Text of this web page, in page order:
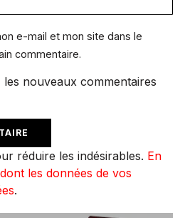
e-mail et mon site dans le
commentaire.
nouveaux commentaires
réduire les indésirables. En
les données de vos
.